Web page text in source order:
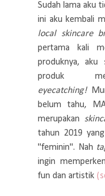
Sudah lama aku
ini aku kembali
local skincare
pertama kali
produknya, aku
produk
eyecatching!
belum tahu,
merupakan
tahun 2019
"feminin". Nah
ingin
fun dan artistik